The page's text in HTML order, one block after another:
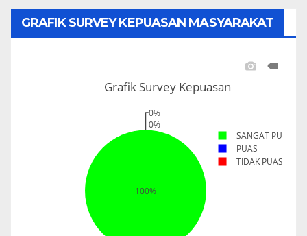
GRAFIK SURVEY KEPUASAN MASYARAKAT